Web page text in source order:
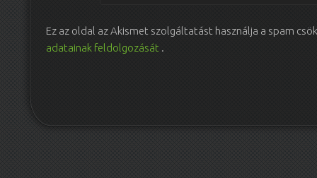
Ez az oldal az Akismet szolgáltatást használja a spam
adatainak feldolgozását .